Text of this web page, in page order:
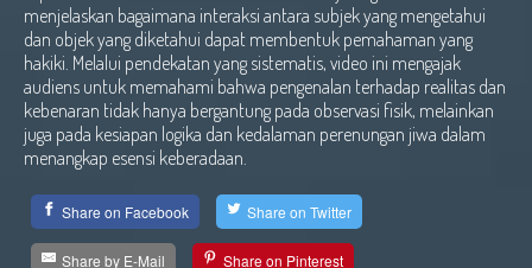
menjelaskan bagaimana interaksi antara subjek yang mengetahui
dan objek yang diketahui dapat membentuk pemahaman yang
hakiki. Melalui pendekatan yang sistematis, video ini mengajak
audiens untuk memahami bahwa pengenalan terhadap realitas dan
kebenaran tidak hanya bergantung pada observasi fisik, melainkan
juga pada kesiapan logika dan kedalaman perenungan jiwa dalam
menangkap esensi keberadaan.
Share on Facebook Share on Twitter
Share by E-Mail Share on Pinterest